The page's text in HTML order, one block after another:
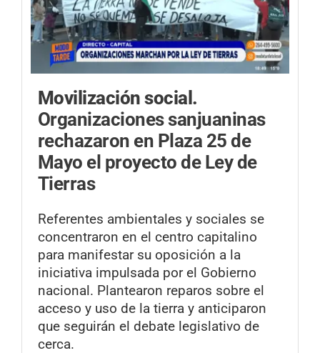
Movilización social.
Organizaciones sanjuaninas
rechazaron en Plaza 25 de
Mayo el proyecto de Ley de
Tierras
Referentes ambientales y sociales se
concentraron en el centro capitalino
para manifestar su oposición a la
iniciativa impulsada por el Gobierno
nacional. Plantearon reparos sobre el
acceso y uso de la tierra y anticiparon
que seguirán el debate legislativo de
cerca.